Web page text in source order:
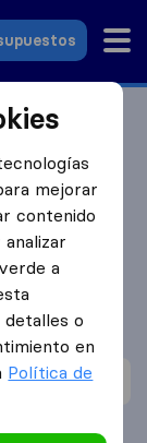
Mudanzas
de
mejorar
contenido
a
o
en
Política de